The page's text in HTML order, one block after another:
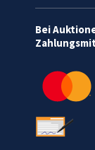
Bei